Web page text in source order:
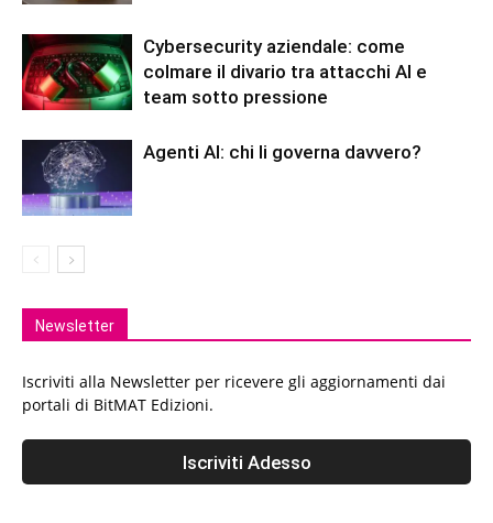
Cybersecurity aziendale: come
colmare il divario tra attacchi AI e
team sotto pressione
Agenti AI: chi li governa davvero?
Newsletter
Iscriviti alla Newsletter per ricevere gli aggiornamenti dai
portali di BitMAT Edizioni.